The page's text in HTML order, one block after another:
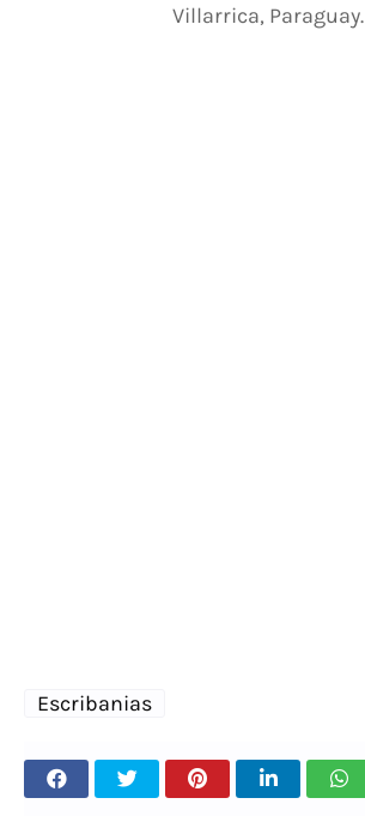
Villarrica, Paraguay.
Escribanias